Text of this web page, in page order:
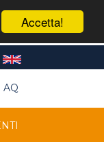
Accetta!
AQ